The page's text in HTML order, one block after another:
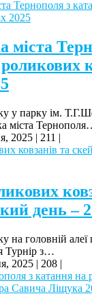
міста
у парку ім.
міста
2025 | 211 |
день –
на головній алеї
Турнір з…
2025 | 208 |